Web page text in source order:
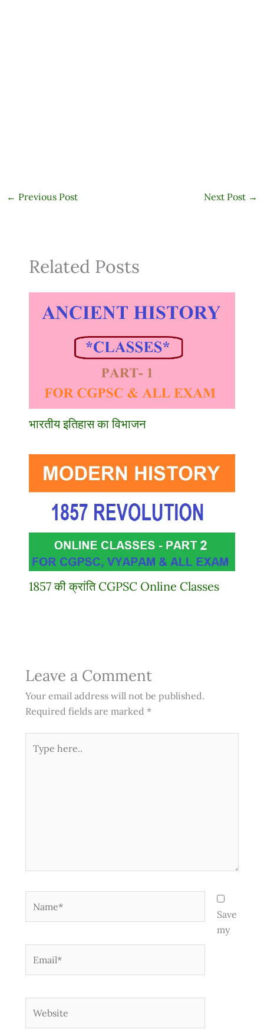
← Previous Post Next Post →
Related Posts
भारतीय इतिहास का विभाजन
1857 की क्रांति CGPSC Online Classes
Leave a Comment
Your email address will not be published.
Required fields are marked *
here..
Save
my